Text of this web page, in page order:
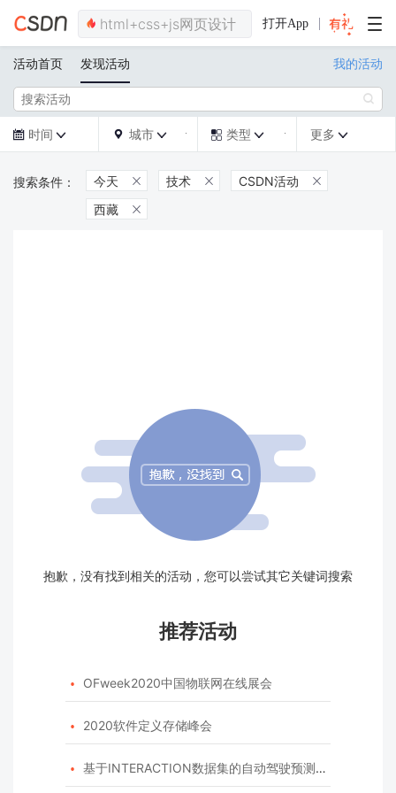
打开App
活动首页 发现活动 我的活动

 时间   城市   类型  更多 
今天  技术  CSDN活动 
西藏 
抱歉，没有找到相关的活动，您可以尝试其它关键词搜索
推荐活动
 OFweek2020中国物联网在线展会
 2020软件定义存储峰会
 基于INTERACTION数据集的自动驾驶预测模型挑战赛